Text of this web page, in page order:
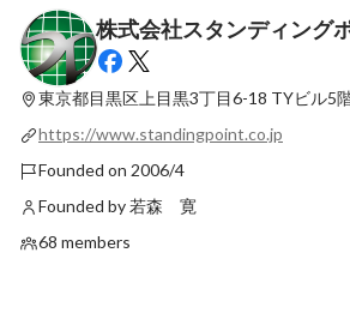
社員に聞いてみた、会社の魅力～横浜元町
店 責任者 金成さん～
Latest
株式会社スタンディング
東京都目黒区上目黒3丁目6-18 TYビル5
https://www.standingpoint.co.jp
Founded on 2006/4
Founded by 若森 寛
68 members